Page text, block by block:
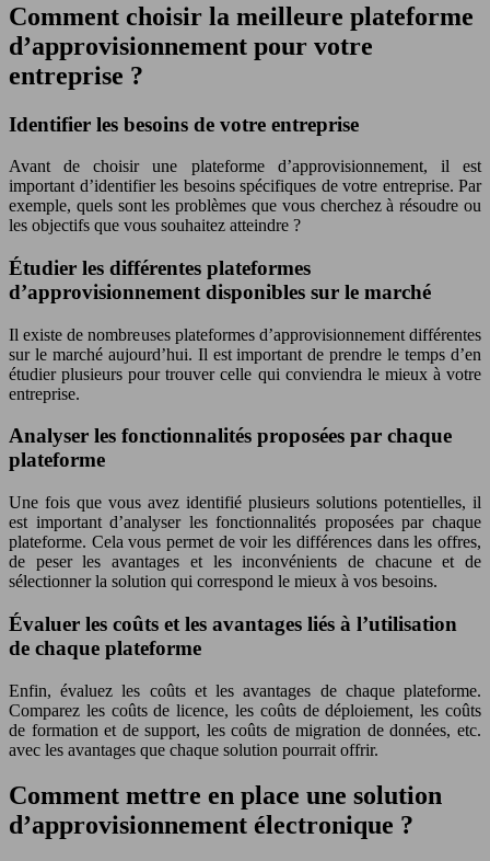
Comment choisir la meilleure plateforme
d’approvisionnement pour votre
entreprise ?
Identifier les besoins de votre entreprise
Avant de choisir une plateforme d’approvisionnement, il est
important d’identifier les besoins spécifiques de votre entreprise. Par
exemple, quels sont les problèmes que vous cherchez à résoudre ou
les objectifs que vous souhaitez atteindre ?
Étudier les différentes plateformes
d’approvisionnement disponibles sur le marché
Il existe de nombreuses plateformes d’approvisionnement différentes
sur le marché aujourd’hui. Il est important de prendre le temps d’en
étudier plusieurs pour trouver celle qui conviendra le mieux à votre
entreprise.
Analyser les fonctionnalités proposées par chaque
plateforme
Une fois que vous avez identifié plusieurs solutions potentielles, il
est important d’analyser les fonctionnalités proposées par chaque
plateforme. Cela vous permet de voir les différences dans les offres,
de peser les avantages et les inconvénients de chacune et de
sélectionner la solution qui correspond le mieux à vos besoins.
Évaluer les coûts et les avantages liés à l’utilisation
de chaque plateforme
Enfin, évaluez les coûts et les avantages de chaque plateforme.
Comparez les coûts de licence, les coûts de déploiement, les coûts
de formation et de support, les coûts de migration de données, etc.
avec les avantages que chaque solution pourrait offrir.
Comment mettre en place une solution
d’approvisionnement électronique ?